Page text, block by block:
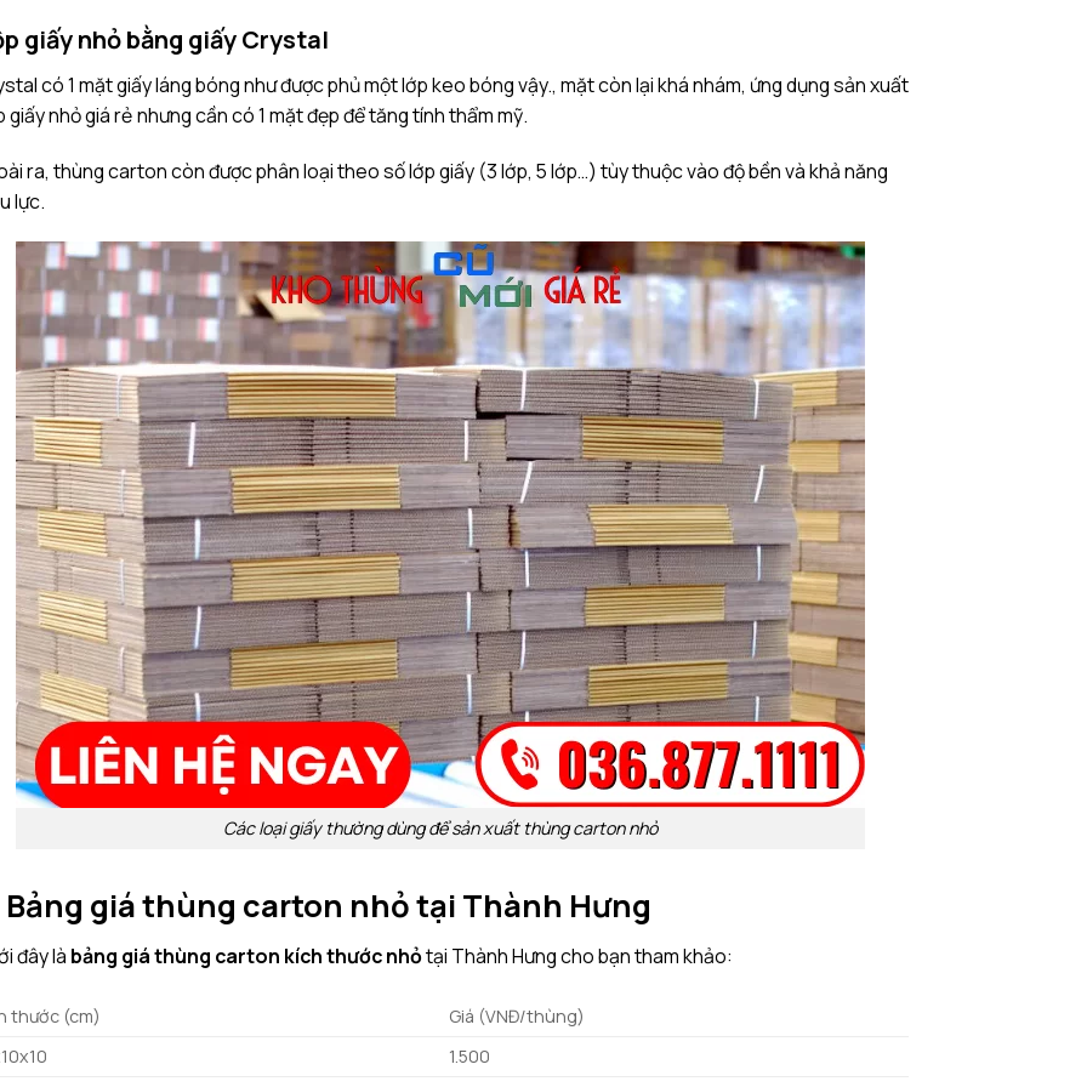
giấy nhỏ bằng giấy Crystal
có 1 mặt giấy láng bóng như được phủ một lớp keo bóng vậy., mặt còn lại khá nhám, ứng dụng sản xuất
giấy nhỏ giá rẻ nhưng cần có 1 mặt đẹp để tăng tính thẩm mỹ.
ra, thùng carton còn được phân loại theo số lớp giấy (3 lớp, 5 lớp…) tùy thuộc vào độ bền và khả năng
lực.
Các loại giấy thường dùng để sản xuất thùng carton nhỏ
Bảng giá thùng carton nhỏ tại Thành Hưng
đây là bảng giá thùng carton kích thước nhỏtại Thành Hưng cho bạn tham khảo:
thước (cm)
Giá (VNĐ/thùng)
1.500